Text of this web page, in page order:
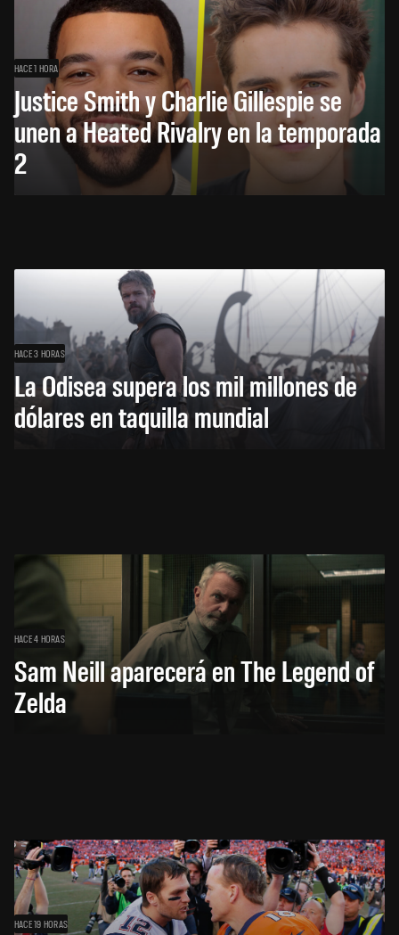
HACE 1 HORA
Justice Smith y Charlie Gillespie se
unen a Heated Rivalry en la temporada
2
HACE 3 HORAS
La Odisea supera los mil millones de
dólares en taquilla mundial
HACE 4 HORAS
Sam Neill aparecerá en The Legend of
Zelda
HACE 19 HORAS